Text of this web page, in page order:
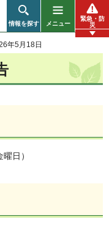
情報を探す メニュー
緊急・防
災
年5月18日
日）